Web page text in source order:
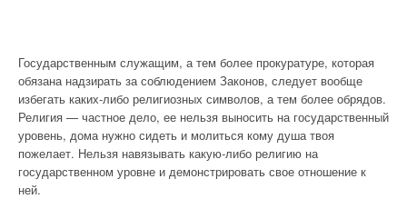
Государственным служащим, а тем более прокуратуре, которая
обязана надзирать за соблюдением Законов, следует вообще
избегать каких-либо религиозных символов, а тем более обрядов.
Религия — частное дело, ее нельзя выносить на государственный
уровень, дома нужно сидеть и молиться кому душа твоя
пожелает. Нельзя навязывать какую-либо религию на
государственном уровне и демонстрировать свое отношение к
ней.